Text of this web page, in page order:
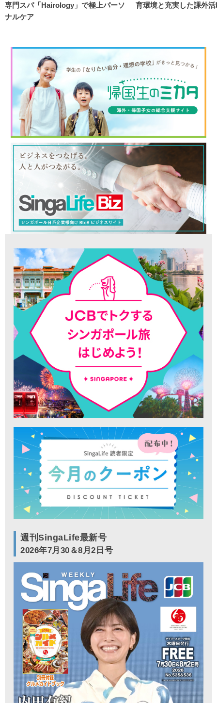
専門スパ「Hairology」で極上パーソ
ナルケア
育環境と充実した課外
週刊SingaLife最新号
2026年7月30＆8月2日号